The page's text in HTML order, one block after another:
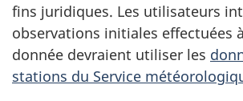
fins juridiques. Les utilisateurs
observations initiales effectuées
donnée devraient utiliser les
stations du Service